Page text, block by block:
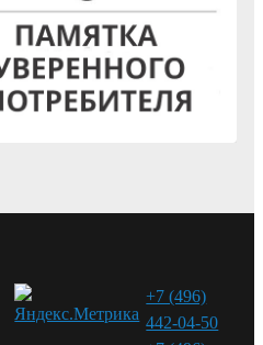
+7 (496)
442-04-50